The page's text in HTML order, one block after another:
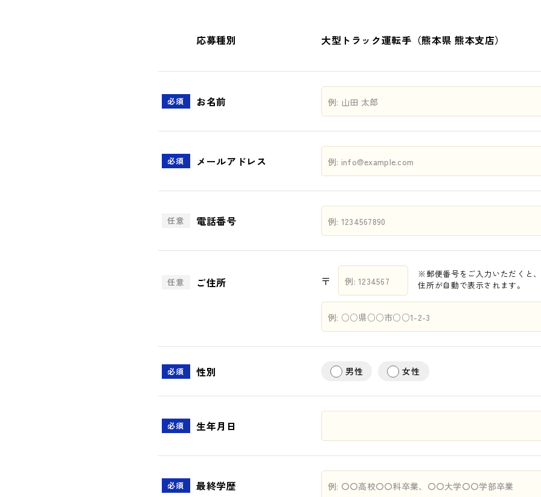
応募種別 大型トラック運転手（熊本県 熊本支店）
必須 お名前
必須 メールアドレス
任意 電話番号
任意 ご住所 〒
※郵便番号をご入力いただくと、
住所が自動で表示されます。
必須 性別 男性 女性
必須 生年月日
必須 最終学歴